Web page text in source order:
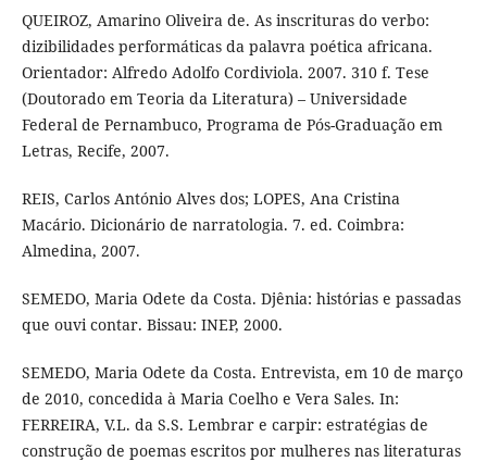
QUEIROZ, Amarino Oliveira de. As inscrituras do verbo:
dizibilidades performáticas da palavra poética africana.
Orientador: Alfredo Adolfo Cordiviola. 2007. 310 f. Tese
(Doutorado em Teoria da Literatura) – Universidade
Federal de Pernambuco, Programa de Pós-Graduação em
Letras, Recife, 2007.
REIS, Carlos António Alves dos; LOPES, Ana Cristina
Macário. Dicionário de narratologia. 7. ed. Coimbra:
Almedina, 2007.
SEMEDO, Maria Odete da Costa. Djênia: histórias e passadas
que ouvi contar. Bissau: INEP, 2000.
SEMEDO, Maria Odete da Costa. Entrevista, em 10 de março
de 2010, concedida à Maria Coelho e Vera Sales. In:
FERREIRA, V.L. da S.S. Lembrar e carpir: estratégias de
construção de poemas escritos por mulheres nas literaturas